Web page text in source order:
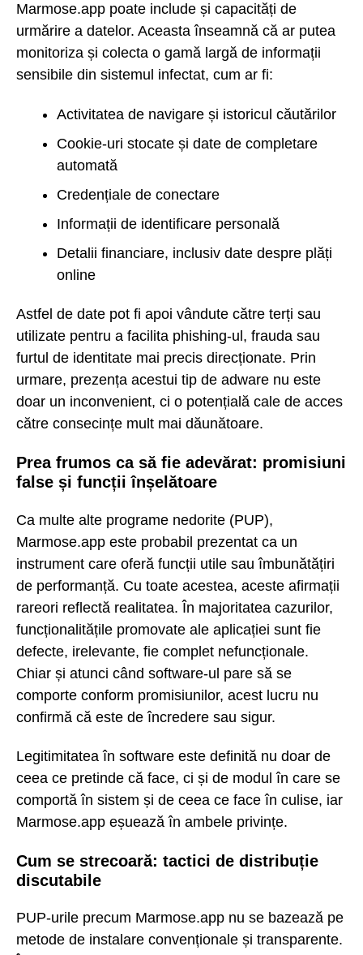
Marmose.app poate include și capacități de
urmărire a datelor. Aceasta înseamnă că ar putea
monitoriza și colecta o gamă largă de informații
sensibile din sistemul infectat, cum ar fi:
Activitatea de navigare și istoricul căutărilor
Cookie-uri stocate și date de completare
automată
Credențiale de conectare
Informații de identificare personală
Detalii financiare, inclusiv date despre plăți
online
Astfel de date pot fi apoi vândute către terți sau
utilizate pentru a facilita phishing-ul, frauda sau
furtul de identitate mai precis direcționate. Prin
urmare, prezența acestui tip de adware nu este
doar un inconvenient, ci o potențială cale de acces
către consecințe mult mai dăunătoare.
Prea frumos ca să fie adevărat: promisiuni
false și funcții înșelătoare
Ca multe alte programe nedorite (PUP),
Marmose.app este probabil prezentat ca un
instrument care oferă funcții utile sau îmbunătățiri
de performanță. Cu toate acestea, aceste afirmații
rareori reflectă realitatea. În majoritatea cazurilor,
funcționalitățile promovate ale aplicației sunt fie
defecte, irelevante, fie complet nefuncționale.
Chiar și atunci când software-ul pare să se
comporte conform promisiunilor, acest lucru nu
confirmă că este de încredere sau sigur.
Legitimitatea în software este definită nu doar de
ceea ce pretinde că face, ci și de modul în care se
comportă în sistem și de ceea ce face în culise, iar
Marmose.app eșuează în ambele privințe.
Cum se strecoară: tactici de distribuție
discutabile
PUP-urile precum Marmose.app nu se bazează pe
metode de instalare convenționale și transparente.